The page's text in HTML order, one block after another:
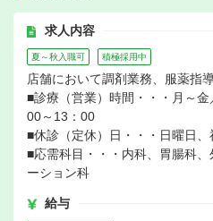
求人内容
夏～秋入職可 積極採用中
店舗において調剤業務、服薬指
■診療（営業）時間・・・月～
00～13：00
■休診（定休）日・・・日曜日、
■応需科目・・・内科、胃腸科
ーション科
給与